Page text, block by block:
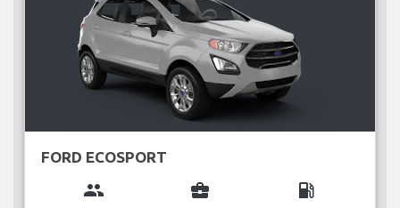
FORD ECOSPORT
group business_center local_gas_station